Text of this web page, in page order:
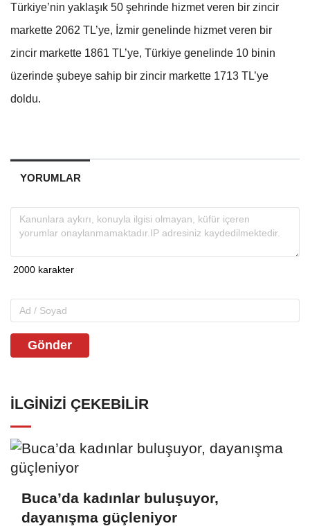
Türkiye’nin yaklaşık 50 şehrinde hizmet veren bir zincir
markette 2062 TL’ye, İzmir genelinde hizmet veren bir
zincir markette 1861 TL’ye, Türkiye genelinde 10 binin
üzerinde şubeye sahip bir zincir markette 1713 TL’ye
doldu.
YORUMLAR
Gönder
İLGINIZI ÇEKEBILIR
Buca’da kadınlar buluşuyor,
dayanışma güçleniyor